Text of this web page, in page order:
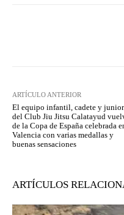
ARTÍCULO ANTERIOR
El equipo infantil, cadete y junior
del Club Jiu Jitsu Calatayud
de la Copa de España celebrada
Valencia con varias medallas y
buenas sensaciones
ARTÍCULOS